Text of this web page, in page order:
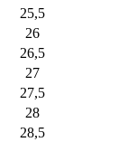
25,5
26
26,5
27
27,5
28
28,5